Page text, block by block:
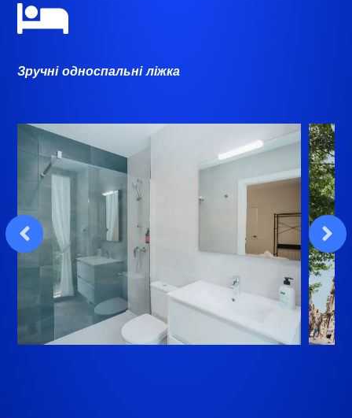

Зручні односпальні ліжка